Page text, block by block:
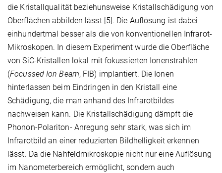
die Kristallqualität beziehunsweise Kristallschädigung von
Oberflächen abbilden lässt [5]. Die Auflösung ist dabei
einhundertmal besser als die von konventionellen Infrarot-
Mikroskopen. In diesem Experiment wurde die Oberfläche
von SiC-Kristallen lokal mit fokussierten Ionenstrahlen
(Focussed Ion Beam, FIB) implantiert. Die Ionen
hinterlassen beim Eindringen in den Kristall eine
Schädigung, die man anhand des Infrarotbildes
nachweisen kann. Die Kristallschädigung dämpft die
Phonon-Polariton- Anregung sehr stark, was sich im
Infrarotbild an einer reduzierten Bildhelligkeit erkennen
lässt. Da die Nahfeldmikroskopie nicht nur eine Auflösung
im Nanometerbereich ermöglicht, sondern auch